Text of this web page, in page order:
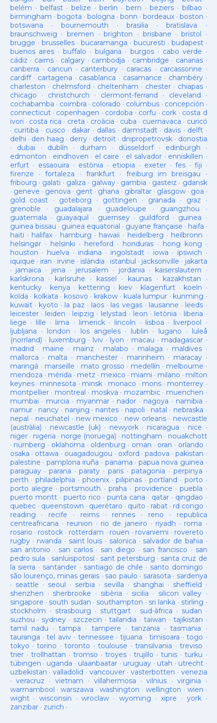
belém · belfast· belize · berlin ·bern ·beziers ·bilbao ·
birmingham · bogota · bologna ·bonn ·bordeaux ·boston ·
botswana · bournemouth ·brasilia ·bratislava ·
braunschweig · bremen ·brighton · brisbane · bristol ·
brugge · brusselles· bucaramanga · bucuresti · budapest·
buenos aires· buffalo · bulgaria · burgos· cabo verde ·
cádiz · cairns· calgary · cambodja · cambridge · canarias·
canberra · cancun · canterbury · caracas · carcassonne ·
cardiff· cartagena · casablanca · casamance · chambéry·
charleston · chelmsford · cheltenham · chester· chiapas ·
chicago · christchurch · clermont-ferrand · cleveland ·
cochabamba · coimbra · colorado · columbus· concepción ·
connecticut· copenhagen · cordoba · corfu · cork · costa d
ivori · costa rica · creta · croàcia · cuba · cuernavaca · curicó
· curitiba · cusco · dakar · dallas · darmstadt· davis · delft ·
delhi · den haag · derry· detroit· dnipropetrovsk· donostia
· dubai · dublín · durham · düsseldorf· edinburgh ·
edmonton · eindhoven · el caire · el salvador · enniskillen ·
erfurt· essaouira · estònia · etiopia · exeter· fes· fiji ·
firenze ·fortaleza · frankfurt· freiburg im breisgau ·
fribourg · galati · galiza · galway· gambia · gasteiz · gdansk
· geneve · genova · gent· ghana · gibraltar· glasgow· goa ·
gold coast · goteborg · gottingen · granada · graz ·
grenoble · guadalajara · guadeloupe · guangzhou ·
guatemala · guayaquil · guernsey· guildford · guinea ·
guinea bissau · guinea equatorial · guyane française · haifa ·
haiti · halifax · hamburg · hawaii · heidelberg · heilbronn ·
helsingør· helsinki · hereford · honduras· hong kong ·
houston · huelva · indiana · ingolstadt· iowa · ipswich ·
iquique · iran · irvine · islàndia · istanbul · jacksonville · jakarta
· jamaica · jena · jerusalem · jordania · kaiserslautern ·
karlskrona · karlsruhe · kassel · kaunas· kazakhstan ·
kentucky· kenya · kettering · kiev· klagenfurt · koeln ·
kolda · kolkata · kosovo · krakow· kuala lumpur · kunming ·
kuwait· kyoto · la paz · laos· las vegas· lausanne · leeds ·
leicester· leiden · leipzig · lelystad · leon · letònia · liberia ·
liege · lille · lima · limerick· lincoln · lisboa · liverpool ·
ljubljana · london · los angeles· lublin · lugano · luleå
(norrland) · luxemburg · lviv · lyon · macau · madagascar·
madrid · maine · mainz · malabo · malaga · maldives·
mallorca · malta · manchester· mannheim · maracay·
maringá · marseille · mato grosso · medellín · melbourne ·
mendoza · mérida · metz · mexico · miami · milano · milton
keynes· minnesota · minsk · monaco · mons · monterrey ·
montpellier· montreal · moskva · mozambic· muenchen ·
mumbai · murcia · myanmar· nador · nagoya · namibia ·
namur· nancy · nanjing · nantes · napoli · natal · nebraska ·
nepal · neuchatel · new mexico · new orleans· newcastle
(austràlia) · newcastle (uk) · newyork· nicaragua · nice ·
niger· nigeria · norge (noruega) · nottingham · nouakchott
· nürnberg · oklahoma · oldenburg · oman · oran · orlando ·
osaka · ottawa · ouagadougou · oxford ·padova ·pakistan ·
palestine · pamplona iruña · panama · papua nova guinea ·
paraguay· parana ·paraty · paris·patagonia · perpinya ·
perth ·philadelphia · phoenix·pilipinas ·portland · porto ·
porto alegre ·portsmouth ·praha · providence ·puebla ·
puerto montt· puerto rico ·punta cana · qatar · qingdao ·
quebec· queenstown · querétaro · quito · rabat · rd congo ·
reading · recife · reims· rennes · reno · republica
centreafricana · reunion · rio de janeiro · riyadh · roma ·
rosario · rostock · rotterdam · rouen · rovaniemi · rovereto ·
rugby· rwanda · saint louis · salonica · salvador de bahia ·
san antonio · san carlos· san diego · san francisco · san
pedro sula · sanluispotosí· sant petersburg · santa cruz de
la sierra · santander · santiago de chile · santo domingo ·
são lourenço, minas gerais · sao paulo · sarasota · sardenya
· seattle · seoul · serbia · sevilla · shanghai · sheffield ·
shenzhen · sherbrooke · sibèria · sicilia · silicon valley ·
singapore · south sudan · southampton · sri lanka · stirling ·
stockholm · strasbourg · stuttgart· sud-âfrica · sudan ·
suzhou · sydney · szczecin ·tailandia ·taiwan · tajikistan ·
tamil nadu ·tampa · tampere · tanzania ·tasmania ·
tauranga ·tel aviv· tennessee ·tijuana ·timisoara ·togo ·
tokyo ·torino ·toronto ·toulouse ·transilvania ·treviso ·
trier· trollhattan · tromso · troyes·trujillo ·tunis ·turku ·
tübingen · uganda · ulaanbaatar · uruguay · utah · utrecht ·
uzbekistan · valladolid · vancouver· vasterbotten · venezia
· veracruz · vietnam · villahermosa ·vilnius ·virginia ·
warrnambool ·warszawa ·washington · wellington · wien ·
wight· wisconsin ·wroclaw · wyoming ·xipre · york·
zanzibar· zurich ·